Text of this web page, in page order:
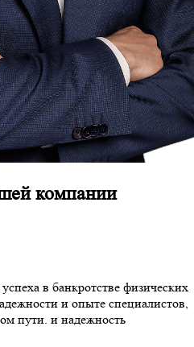
компании
в банкротстве физических
и опыте специалистов,
пути. и надежность